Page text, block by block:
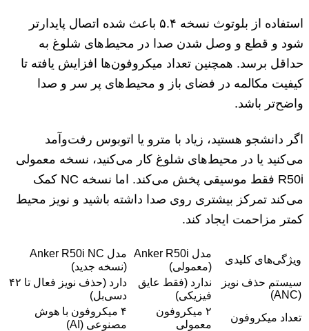
استفاده از بلوتوث نسخه ۵.۴ باعث شده اتصال پایدارتر
شود و قطع و وصل شدن صدا در محیط‌های شلوغ به
حداقل برسد. همچنین تعداد میکروفون‌ها افزایش یافته تا
کیفیت مکالمه در فضای باز و محیط‌های پر سر و صدا
واضح‌تر باشد.
اگر دانشجو هستید، زیاد با مترو یا اتوبوس رفت‌وآمد
می‌کنید یا در محیط‌های شلوغ کار می‌کنید، نسخه معمولی
R50i فقط موسیقی پخش می‌کند. اما نسخه NC کمک
می‌کند تمرکز بیشتری روی صدا داشته باشید و نویز محیط
کمتر مزاحمت ایجاد کند.
ویژگی‌های کلیدی
مدل Anker R50i
(معمولی)
مدل Anker R50i NC
(نسخه جدید)
سیستم حذف نویز
(ANC)
ندارد (فقط عایق
فیزیکی)
دارد (حذف نویز فعال تا ۴۲
دسی‌بل)
تعداد میکروفون
۲ میکروفون
معمولی
۴ میکروفون با هوش
مصنوعی (AI)